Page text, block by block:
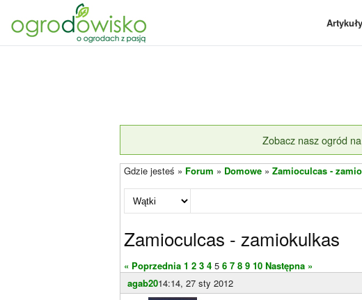
Artykuły
Zobacz nasz ogród
Gdzie jesteś » Forum » Domowe » Zamioculcas -
Zamioculcas - zamiokulkas
« Poprzednia 1 2 3 4 5 6 7 8 9 10 Następna »
agab2014:14, 27 sty 2012